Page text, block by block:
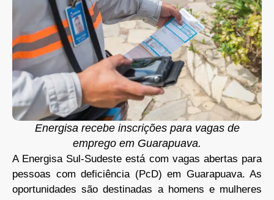
Energisa recebe inscrições para vagas de
emprego em Guarapuava.
A Energisa Sul-Sudeste está com vagas abertas para
pessoas com deficiência (PcD) em Guarapuava. As
oportunidades são destinadas a homens e mulheres